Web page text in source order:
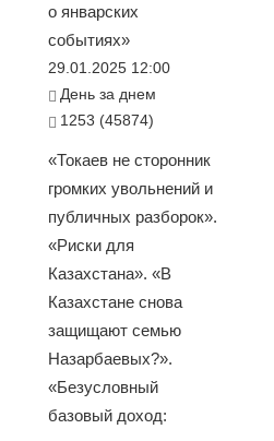
о январских
событиях»
29.01.2025 12:00
День за днем
1253 (45874)
«Токаев не сторонник
громких увольнений и
публичных разборок».
«Риски для
Казахстана». «В
Казахстане снова
защищают семью
Назарбаевых?».
«Безусловный
базовый доход: